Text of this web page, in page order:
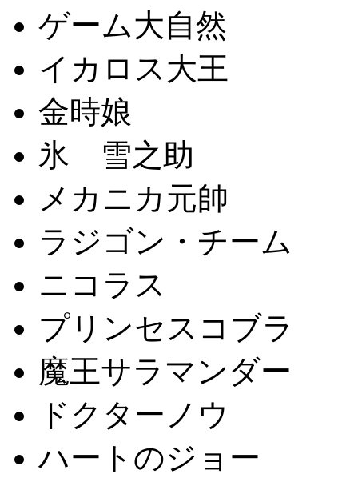
ゲーム大自然
イカロス大王
金時娘
氷 雪之助
メカニカ元帥
ラジゴン・チーム
ニコラス
プリンセスコブラ
魔王サラマンダー
ドクターノウ
ハートのジョー